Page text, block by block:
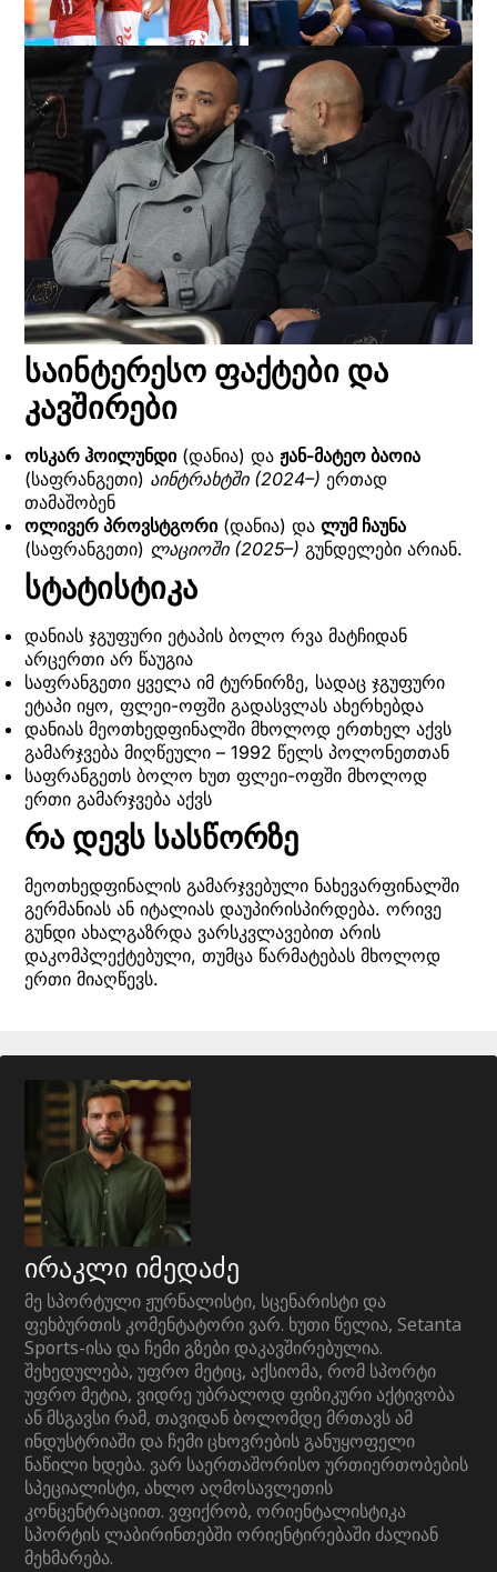
საინტერესო ფაქტები და
კავშირები
ოსკარ ჰოილუნდი(დანია) და ჟან-მატეო ბაოია
(საფრანგეთი) აინტრახტში (2024–) ერთად
თამაშობენ
ოლივერ პროვსტგორი(დანია) და ლუმ ჩაუნა
(საფრანგეთი) ლაციოში (2025–) გუნდელები არიან.
სტატისტიკა
დანიას ჯგუფური ეტაპის ბოლო რვა მატჩიდან
არცერთი არ წაუგია
საფრანგეთი ყველა იმ ტურნირზე, სადაც ჯგუფური
ეტაპი იყო, ფლეი-ოფში გადასვლას ახერხებდა
დანიას მეოთხედფინალში მხოლოდ ერთხელ აქვს
გამარჯვება მიღწეული – 1992 წელს პოლონეთთან
საფრანგეთს ბოლო ხუთ ფლეი-ოფში მხოლოდ
ერთი გამარჯვება აქვს
რა დევს სასწორზე
მეოთხედფინალის გამარჯვებული ნახევარფინალში
გერმანიას ან იტალიას დაუპირისპირდება. ორივე
გუნდი ახალგაზრდა ვარსკვლავებით არის
დაკომპლექტებული, თუმცა წარმატებას მხოლოდ
ერთი მიაღწევს.
ირაკლი იმედაძე
მე სპორტული ჟურნალისტი, სცენარისტი და
ფეხბურთის კომენტატორი ვარ. ხუთი წელია, Setanta
Sports-ისა და ჩემი გზები დაკავშირებულია.
შეხედულება, უფრო მეტიც, აქსიომა, რომ სპორტი
უფრო მეტია, ვიდრე უბრალოდ ფიზიკური აქტივობა
ან მსგავსი რამ, თავიდან ბოლომდე მრთავს ამ
ინდუსტრიაში და ჩემი ცხოვრების განუყოფელი
ნაწილი ხდება. ვარ საერთაშორისო ურთიერთობების
სპეციალისტი, ახლო აღმოსავლეთის
კონცენტრაციით. ვფიქრობ, ორიენტალისტიკა
სპორტის ლაბირინთებში ორიენტირებაში ძალიან
მეხმარება.